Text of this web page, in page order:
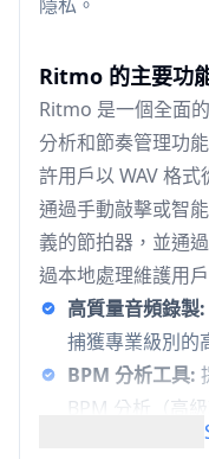
Ritmo 的主要功
Ritmo 是一個全面
分析和節奏管理功
許用戶以 WAV 格
通過手動敲擊或智
義的節拍器，並通
過本地處理維護用
高質量音頻錄製:
捕獲專業級別的
BPM 分析工具:
BPM 分析（高
全面